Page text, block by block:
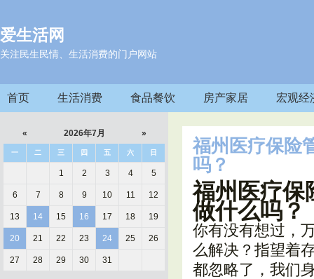
爱生活网
关注民生民情、生活消费的门户网站
首页 生活消费 食品餐饮 房产家居 宏观经
福州医疗保险
吗？
福州医疗保
做什么吗？
你有没有想过，
么解决？指望着
都忽略了，我们
« 2026年7月 »
一 二 三 四 五 六 日
1 2 3 4 5
6 7 8 9 10 11 12
13 14 15 16 17 18 19
20 21 22 23 24 25 26
27 28 29 30 31